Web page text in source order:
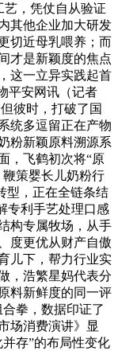
艺，凭仗自从验证
其他企业加大研发
切近母乳喂养；而
才是新颖度的焦点
这一立异实践起首
平安网讯（记者
彼时，打破了国
统多逗留正在产物
粉新颖原料溯源系
，飞鹤初次将“原
策婴长儿奶粉行
型，正在全链条结
专利手艺处理口感
构专属牧场，从手
度更优从财产自傲
儿下，帮力行业实
，浩繁星妈代表分
料新鲜度的同一评
拳，数据印证了
场消费演讲》显
存”的布局性变化